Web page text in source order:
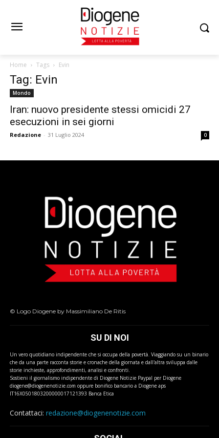
Home Tags Evin
Tag: Evin
Mondo
Iran: nuovo presidente stessi omicidi 27
esecuzioni in sei giorni
Redazione - 31 Luglio 2024 0
© Logo Diogene by Massimiliano De Ritis
SU DI NOI
Un vero quotidiano indipendente che si occupa della povertà. Viaggiando su un binario
che da una parte racconta storie e cronache della giornata e dall'altra sviluppa dalle
storie inchieste, approfondimenti, analisi e confronti.
Sostieni il giornalismo indipendente di Diogene Notizie Paypal per Diogene
diogene@diogenenotizie.com oppure bonifico bancario a Diogene aps
IT16X0501803200000017121393 Banca Etica
Contattaci: redazione@diogenenotizie.com